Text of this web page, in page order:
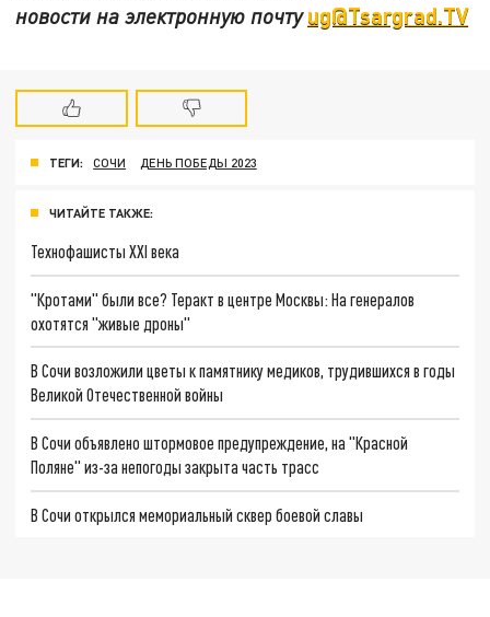
новости на электронную почтуug@Tsargrad.TV
ТЕГИ: СОЧИ ДЕНЬ ПОБЕДЫ 2023
ЧИТАЙТЕ ТАКЖЕ:
Технофашисты XXI века
"Кротами" были все? Теракт в центре Москвы: На генералов
охотятся "живые дроны"
В Сочи возложили цветы к памятнику медиков, трудившихся в годы
Великой Отечественной войны
В Сочи объявлено штормовое предупреждение, на "Красной
Поляне" из-за непогоды закрыта часть трасс
В Сочи открылся мемориальный сквер боевой славы